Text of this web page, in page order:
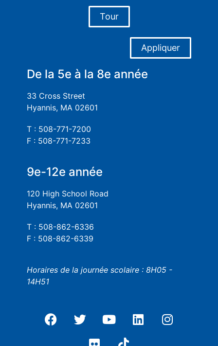
Tour
Appliquer
De la 5e à la 8e année
33 Cross Street
Hyannis, MA 02601
T : 508-771-7200
F : 508-771-7233
9e-12e année
120 High School Road
Hyannis, MA 02601
T : 508-862-6336
F : 508-862-6339
Horaires de la journée scolaire : 8H05 -
14H51